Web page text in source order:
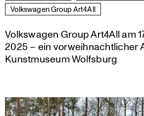
Volks­wagen Group Art4All
Volkswagen Group Art4All am
2025 – ein vorweihnachtlicher
Kunstmuseum Wolfsburg